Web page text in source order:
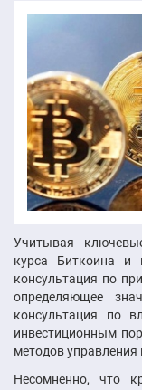
Учитывая
курса Биткоина и
консультация по
определяющее
консультация по
инвестиционным
методов управления
Несомненно, что